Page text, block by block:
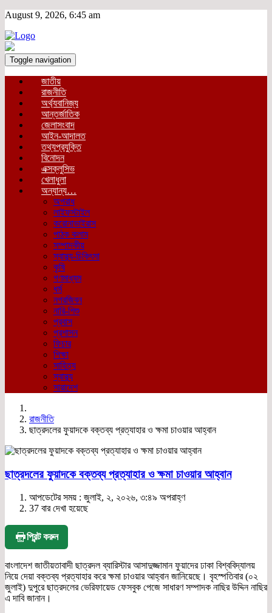
August 9, 2026, 6:45 am
Toggle navigation
জাতীয়
রাজনীতি
অর্থ্যবানিজ্য
আন্তর্জাতিক
জেলাসংবাদ
আইন-আদালত
তথ্যপ্রযুক্তি
বিনোদন
এক্সক্লুসিভ
খেলাধুলা
অন্যান্য…
অপরাধ
লাইফস্টাইল
করোনাভাইরাস
পাঠক কলাম
সম্পাদকীয়
স্বাস্থ্য-চিকিৎসা
কৃষি
গণমাধ্যম
ধর্ম
নগরজিবন
নারি-শিশু
প্রবাস
প্রশাসন
ফিচার
শিক্ষা
সাহিত্য
স্বাস্থ্য
সারাদেশ
রাজনীতি
ছাত্রদলের ফুয়াদকে বক্তব্য প্রত্যাহার ও ক্ষমা চাওয়ার আহ্বান
ছাত্রদলের ফুয়াদকে বক্তব্য প্রত্যাহার ও ক্ষমা চাওয়ার আহ্বান
আপডেটের সময় : জুলাই, ২, ২০২৬, ৩:৪৯ অপরাহ্ণ
37 বার দেখা হয়েছে
প্রিন্ট করুন
বাংলাদেশ জাতীয়তাবাদী ছাত্রদল ব্যারিস্টার আসাদুজ্জামান ফুয়াদের ঢাকা বিশ্ববিদ্যালয়
নিয়ে দেয়া বক্তব্য প্রত্যাহার করে ক্ষমা চাওয়ার আহ্বান জানিয়েছে। বৃহস্পতিবার (০২
জুলাই) দুপুরে ছাত্রদলের ভেরিফায়েড ফেসবুক পেজে সাধারণ সম্পাদক নাছির উদ্দিন নাছির
এ দাবি জানান।